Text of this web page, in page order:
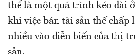
thể là một quá trình kéo dài
khi việc bán tài sản thế chấp
nhiều vào diễn biến của thị
sản.